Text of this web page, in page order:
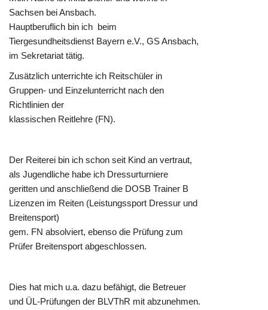
Sachsen bei Ansbach.
Hauptberuflich bin ich beim
Tiergesundheitsdienst Bayern e.V., GS Ansbach,
im Sekretariat tätig.
Zusätzlich unterrichte ich Reitschüler in
Gruppen- und Einzelunterricht nach den
Richtlinien der
klassischen Reitlehre (FN).
Der Reiterei bin ich schon seit Kind an vertraut,
als Jugendliche habe ich Dressurturniere
geritten und anschließend die DOSB Trainer B
Lizenzen im Reiten (Leistungssport Dressur und
Breitensport)
gem. FN absolviert, ebenso die Prüfung zum
Prüfer Breitensport abgeschlossen.
Dies hat mich u.a. dazu befähigt, die Betreuer
und ÜL-Prüfungen der BLVThR mit abzunehmen.